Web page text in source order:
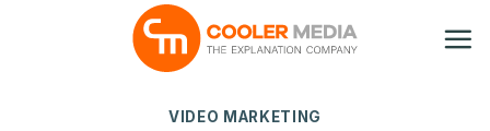
VIDEO MARKETING